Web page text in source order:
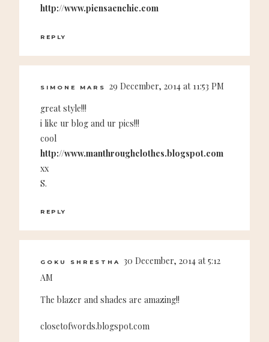
http://www.piensaenchic.com
REPLY
SIMONE MARS
29 December, 2014 at 11:53 PM
great style!!!
i like ur blog and ur pics!!!
cool
http://www.manthroughclothes.blogspot.com
xx
S.
REPLY
GOKU SHRESTHA
30 December, 2014 at 5:12
AM
The blazer and shades are amazing!!
closetofwords.blogspot.com